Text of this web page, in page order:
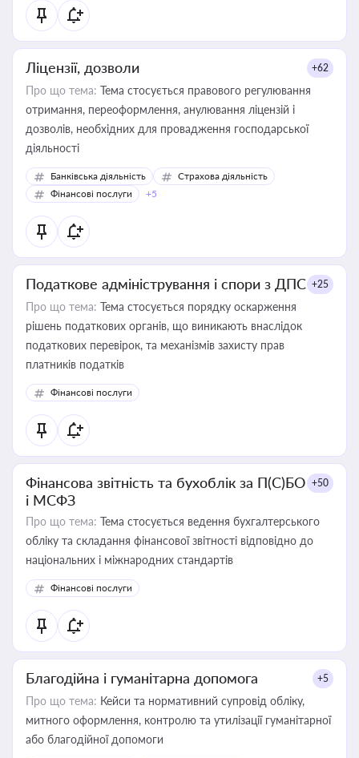
Ліцензії, дозволи +62
Про що тема: Тема стосується правового регулювання
отримання, переоформлення, анулювання ліцензій і
дозволів, необхідних для провадження господарської
діяльності
Банківська діяльність
Страхова діяльність
Фінансові послуги
+5
Податкове адміністрування і спори з ДПС +25
Про що тема: Тема стосується порядку оскарження
рішень податкових органів, що виникають внаслідок
податкових перевірок, та механізмів захисту прав
платників податків
Фінансові послуги
Фінансова звітність та бухоблік за П(С)БО
і МСФЗ
+50
Про що тема: Тема стосується ведення бухгалтерського
обліку та складання фінансової звітності відповідно до
національних і міжнародних стандартів
Фінансові послуги
Благодійна і гуманітарна допомога +5
Про що тема: Кейси та нормативний супровід обліку,
митного оформлення, контролю та утилізації гуманітарної
або благодійної допомоги